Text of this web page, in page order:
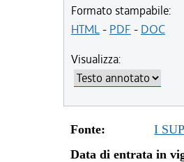
Formato stampabile:
HTML- PDF - DOC
Visualizza:
Fonte:
I
Data di entrata in